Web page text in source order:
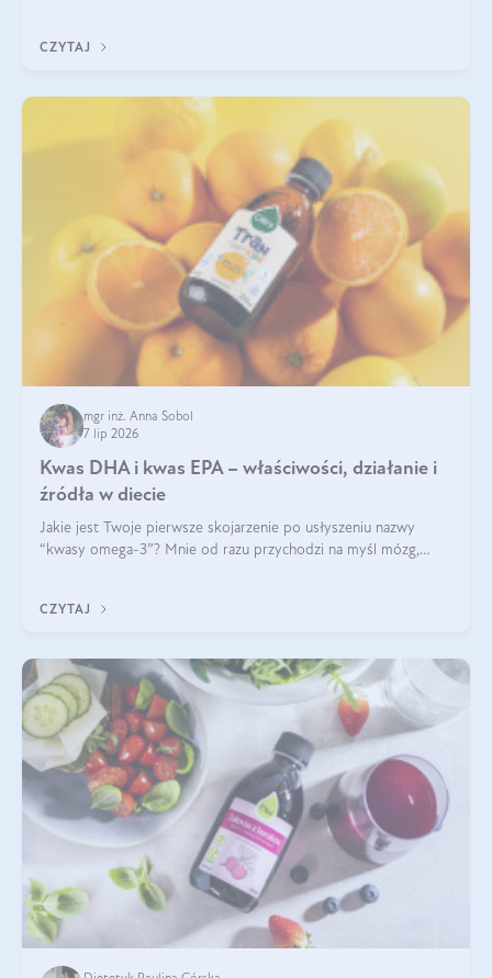
CZYTAJ
mgr inż. Anna Sobol
7 lip 2026
Kwas DHA i kwas EPA – właściwości, działanie i
źródła w diecie
Jakie jest Twoje pierwsze skojarzenie po usłyszeniu nazwy
“kwasy omega-3”? Mnie od razu przychodzi na myśl mózg,
EPA.
CZYTAJ